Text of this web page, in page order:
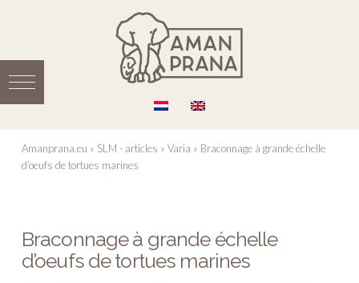
Amanprana.eu » SLM - articles » Varia » Braconnage à grande échelle
d’oeufs de tortues marines
Braconnage à grande échelle
d’oeufs de tortues marines